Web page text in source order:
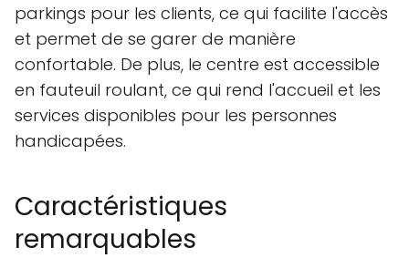
parkings pour les clients, ce qui facilite l'accès
et permet de se garer de manière
confortable. De plus, le centre est accessible
en fauteuil roulant, ce qui rend l'accueil et les
services disponibles pour les personnes
handicapées.
Caractéristiques
remarquables